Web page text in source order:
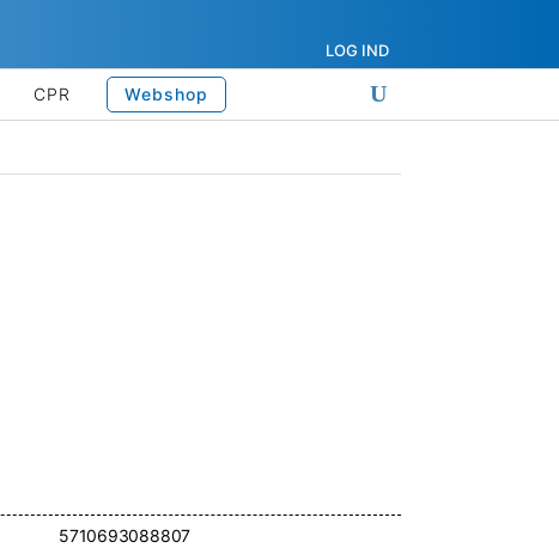
LOG IND
CPR Webshop
5710693088807